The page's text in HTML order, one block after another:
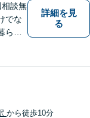
相談無
でな
せ
り
る
【法
詳細を見
る
から徒歩10分